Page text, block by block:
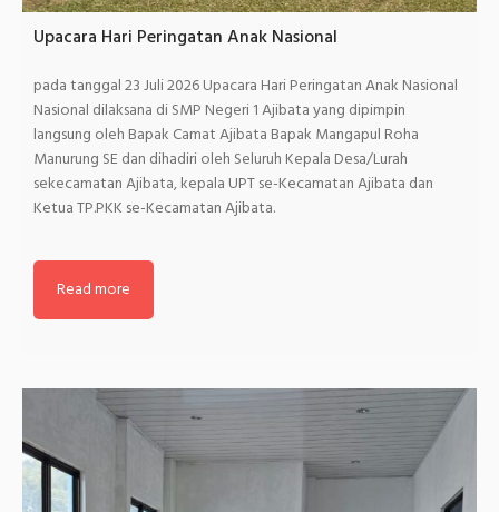
Upacara Hari Peringatan Anak Nasional
pada tanggal 23 Juli 2026 Upacara Hari Peringatan Anak Nasional
Nasional dilaksana di SMP Negeri 1 Ajibata yang dipimpin
langsung oleh Bapak Camat Ajibata Bapak Mangapul Roha
Manurung SE dan dihadiri oleh Seluruh Kepala Desa/Lurah
sekecamatan Ajibata, kepala UPT se-Kecamatan Ajibata dan
Ketua TP.PKK se-Kecamatan Ajibata.
Read more